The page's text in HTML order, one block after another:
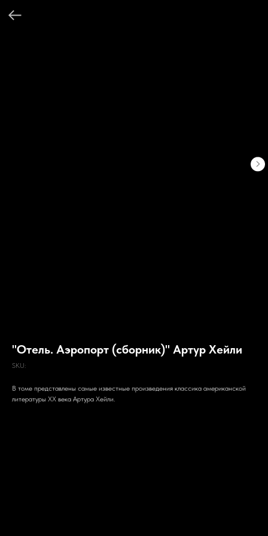
"Отель. Аэропорт (сборник)" Артур Хейли
SKU:
В томе представлены самые известные произведения классика американской
литературы ХХ века Артура Хейли.